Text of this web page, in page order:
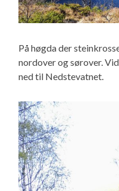
På høgda der
nordover og sørover.
ned til Nedstevatnet.